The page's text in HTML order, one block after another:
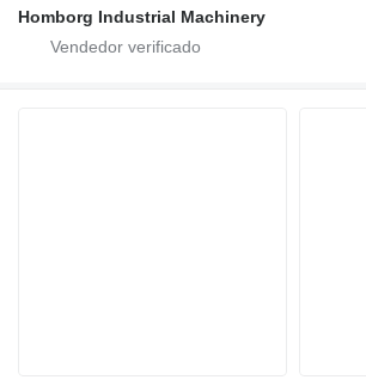
Homborg Industrial Machinery